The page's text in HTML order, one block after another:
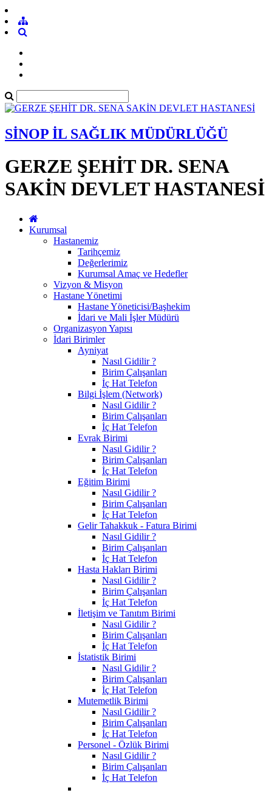
SİNOP İL SAĞLIK MÜDÜRLÜĞÜ
GERZE ŞEHİT DR. SENA
SAKİN DEVLET HASTANESİ
Kurumsal
Hastanemiz
Tarihçemiz
Değerlerimiz
Kurumsal Amaç ve Hedefler
Vizyon & Misyon
Hastane Yönetimi
Hastane Yöneticisi/Başhekim
İdari ve Mali İşler Müdürü
Organizasyon Yapısı
İdari Birimler
Ayniyat
Nasıl Gidilir ?
Birim Çalışanları
İç Hat Telefon
Bilgi İşlem (Network)
Nasıl Gidilir ?
Birim Çalışanları
İç Hat Telefon
Evrak Birimi
Nasıl Gidilir ?
Birim Çalışanları
İç Hat Telefon
Eğitim Birimi
Nasıl Gidilir ?
Birim Çalışanları
İç Hat Telefon
Gelir Tahakkuk - Fatura Birimi
Nasıl Gidilir ?
Birim Çalışanları
İç Hat Telefon
Hasta Hakları Birimi
Nasıl Gidilir ?
Birim Çalışanları
İç Hat Telefon
İletişim ve Tanıtım Birimi
Nasıl Gidilir ?
Birim Çalışanları
İç Hat Telefon
İstatistik Birimi
Nasıl Gidilir ?
Birim Çalışanları
İç Hat Telefon
Mutemetlik Birimi
Nasıl Gidilir ?
Birim Çalışanları
İç Hat Telefon
Personel - Özlük Birimi
Nasıl Gidilir ?
Birim Çalışanları
İç Hat Telefon